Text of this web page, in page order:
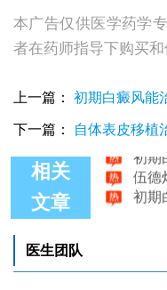
本广告仅供医学药学
者在药师指导下购买和
上一篇： 初期白癜风能
下一篇： 自体表皮移植
相关
文章
初期
初期
伍德
初期
医生团队